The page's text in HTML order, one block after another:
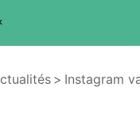
> Instagram